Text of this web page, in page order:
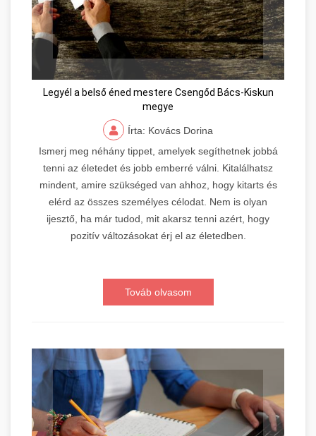
Legyél a belső éned mestere Csengőd Bács-Kiskun
megye
Írta: Kovács Dorina
Ismerj meg néhány tippet, amelyek segíthetnek jobbá
tenni az életedet és jobb emberré válni. Kitalálhatsz
mindent, amire szükséged van ahhoz, hogy kitarts és
elérd az összes személyes célodat. Nem is olyan
ijesztő, ha már tudod, mit akarsz tenni azért, hogy
pozitív változásokat érj el az életedben.
Továb olvasom